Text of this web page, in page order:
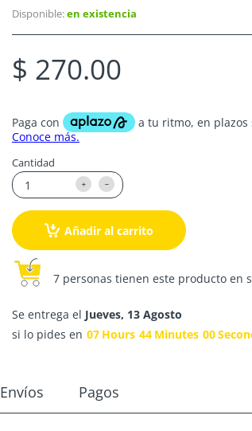
Disponible:en existencia
$ 270.00
Cantidad
Añadir al carrito
7 personas tienen este producto en
Se entrega el Jueves, 13 Agosto
si lo pides en 07 Hours 43 Minutes 59
Envíos Pagos